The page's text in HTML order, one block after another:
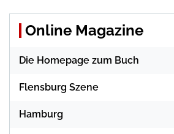
Online Magazine
Die Homepage zum Buch
Flensburg Szene
Hamburg